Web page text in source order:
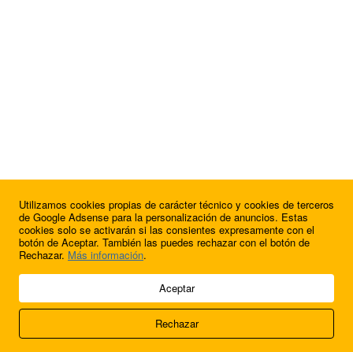
¿Quieres anunciarte en FutbolBalear?
© 2009 - 2026 Soluciones Corporativas IP, SL.
Acerca de nosotros
FútbolBalear
Utilizamos cookies propias de carácter técnico y cookies de terceros
de Google Adsense para la personalización de anuncios. Estas
cookies solo se activarán si las consientes expresamente con el
botón de Aceptar. También las puedes rechazar con el botón de
Rechazar. Más información.
Aceptar
Rechazar